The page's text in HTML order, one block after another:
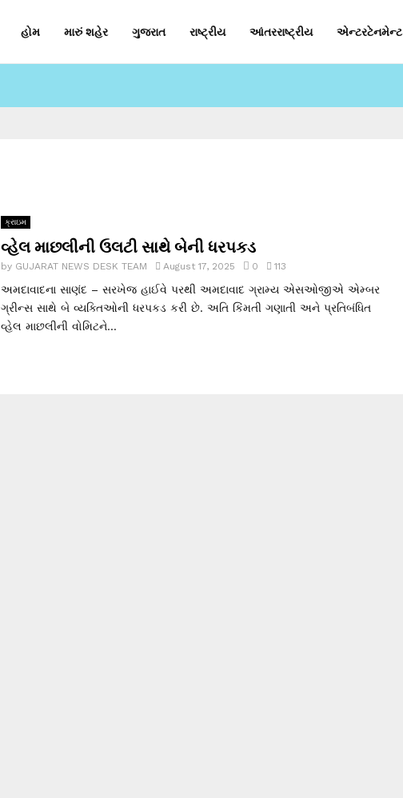
હોમ મારું શહેર ગુજરાત રાષ્ટ્રીય આંતરરાષ્ટ્રીય એન્ટરટેનમેન્ટ
ક્રાઇમ
વ્હેલ માછલીની ઉલટી સાથે બેની ધરપકડ
by GUJARAT NEWS DESK TEAM August 17, 2025 0 113
અમદાવાદના સાણંદ – સરખેજ હાઈવે પરથી અમદાવાદ ગ્રામ્ય એસઓજીએ એમ્બર
ગ્રીન્સ સાથે બે વ્યક્તિઓની ધરપકડ કરી છે. અતિ કિંમતી ગણાતી અને પ્રતિબંધિત
વ્હેલ માછલીની વોમિટને...